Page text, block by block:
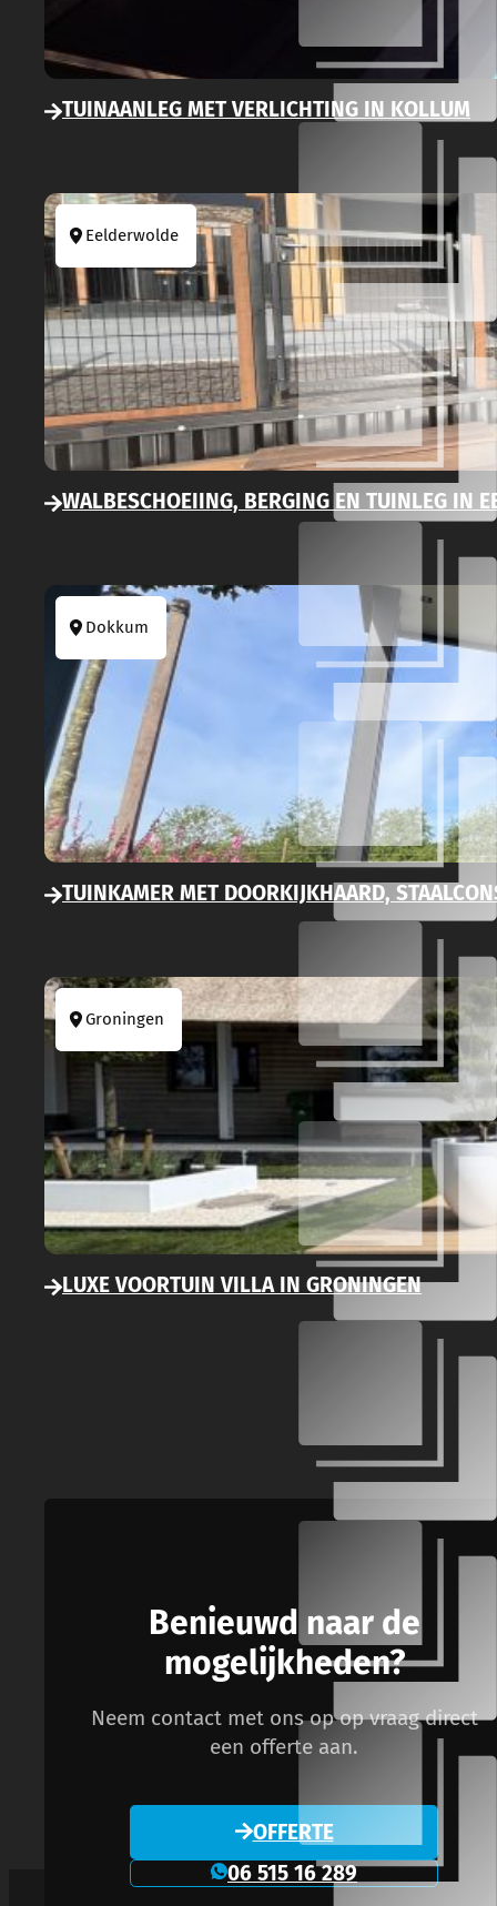
TUINAANLEG MET VERLICHTING IN KOLLUM
Eelderwolde
WALBESCHOEIING, BERGING EN TUINLEG IN
Dokkum
TUINKAMER MET DOORKIJKHAARD,
Groningen
LUXE VOORTUIN VILLA IN GRONINGEN
Benieuwd naar de
mogelijkheden?
Neem contact met ons op op vraag direct
een offerte aan.
OFFERTE
06 515 16 289